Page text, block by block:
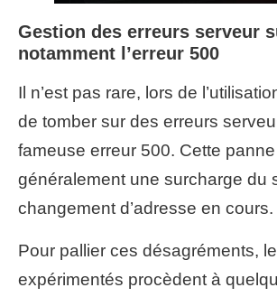
Gestion des erreurs serveur
notamment l’erreur 500
Il n’est pas rare, lors de
de tomber sur des erreurs
fameuse erreur 500. Cette
généralement une surcharge du
changement d’adresse en cours.
Pour pallier ces désagréments,
expérimentés procèdent à